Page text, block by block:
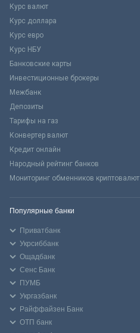
Курс валют
Курс доллара
Курс евро
Курс НБУ
Банковские карты
Инвестиционные брокеры
Межбанк
Депозиты
Тарифы на газ
Конвертер валют
Кредит онлайн
Народный рейтинг банков
Мониторинг обменников криптовалют
Популярные банки
Приватбанк
Укрсиббанк
Ощадбанк
Сенс Банк
ПУМБ
Укргазбанк
Райффайзен Банк
ОТП банк